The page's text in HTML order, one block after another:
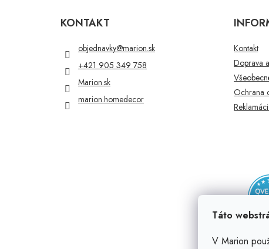
Táto
V Marion
KONTAKT
objednavky@marion.sk
+421 905 349 758
Marion.sk
marion.homedecor
Kontakt
Doprava
Ochrana